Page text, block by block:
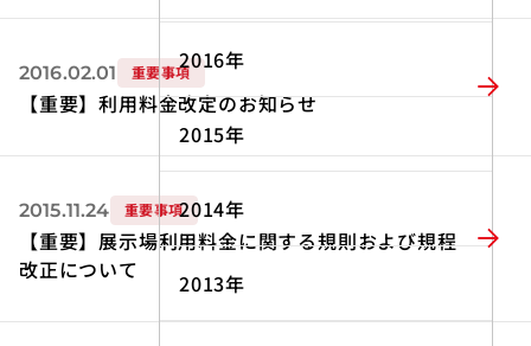
2016.02.01 重要事項
【重要】利用料金改定のお知らせ
2015.11.24 重要事項
【重要】展示場利用料金に関する規則および規程
改正について
2016年
2015年
2014年
2013年